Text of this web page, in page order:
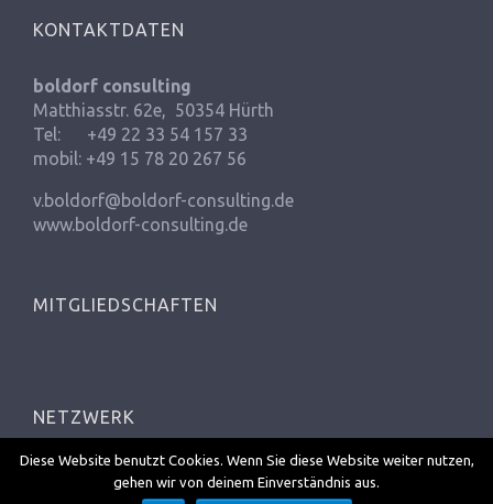
KONTAKTDATEN
boldorf consulting
Matthiasstr. 62e, 50354 Hürth
Tel: +49 22 33 54 157 33
mobil: +49 15 78 20 267 56
v.boldorf@boldorf-consulting.de
www.boldorf-consulting.de
MITGLIEDSCHAFTEN
NETZWERK
Diese Website benutzt Cookies. Wenn Sie diese Website weiter nutzen,
gehen wir von deinem Einverständnis aus.